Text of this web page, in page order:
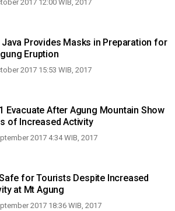
2017 12:00 WIB, 2017
Java Provides Masks in Preparation for
Eruption
2017 15:53 WIB, 2017
Evacuate After Agung Mountain Show
of Increased Activity
2017 4:34 WIB, 2017
for Tourists Despite Increased
at Mt Agung
2017 18:36 WIB, 2017